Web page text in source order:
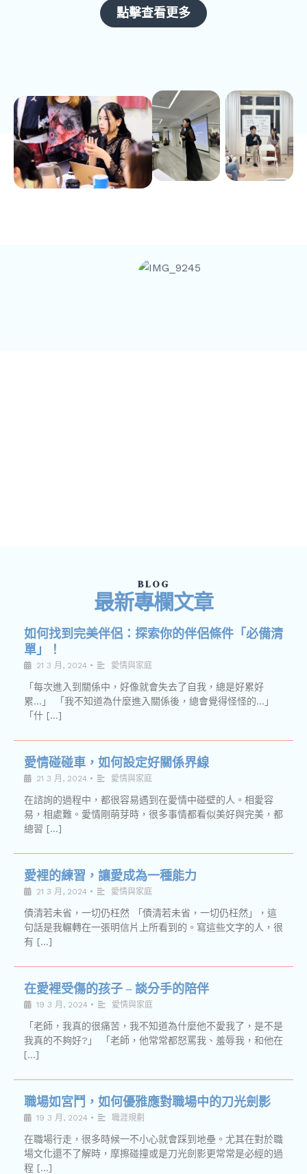
點擊查看更多
BLOG
最新專欄文章
如何找到完美伴侶：探索你的伴侶條件「必備清
單」！
21 3 月, 2024 • 愛情與家庭
「每次進入到關係中，好像就會失去了自我，總是好累好
累…」 「我不知道為什麼進入關係後，總會覺得怪怪的…」
「什 […]
愛情碰碰車，如何設定好關係界線
21 3 月, 2024 • 愛情與家庭
在諮詢的過程中，都很容易遇到在愛情中碰壁的人。相愛容
易，相處難。愛情剛萌芽時，很多事情都看似美好與完美，都
總習 […]
愛裡的練習，讓愛成為一種能力
21 3 月, 2024 • 愛情與家庭
債清若未省，一切仍枉然 「債清若未省，一切仍枉然」，這
句話是我輾轉在一張明信片上所看到的。寫這些文字的人，很
有 […]
在愛裡受傷的孩子 – 談分手的陪伴
19 3 月, 2024 • 愛情與家庭
「老師，我真的很痛苦，我不知道為什麼他不愛我了，是不是
我真的不夠好?」 「老師，他常常都怒罵我、羞辱我，和他在
[…]
職場如宮鬥，如何優雅應對職場中的刀光劍影
19 3 月, 2024 • 職涯規劃
在職場行走，很多時候一不小心就會踩到地壘。尤其在對於職
場文化還不了解時，摩擦碰撞或是刀光劍影更常常是必經的過
程 […]